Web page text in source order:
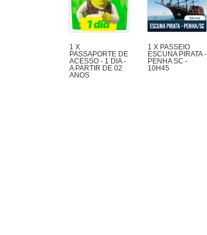
1 X
PASSAPORTE DE
ACESSO - 1 DIA -
A PARTIR DE 02
ANOS
1 X PASSEIO
ESCUNA PIRATA -
PENHA SC -
10H45